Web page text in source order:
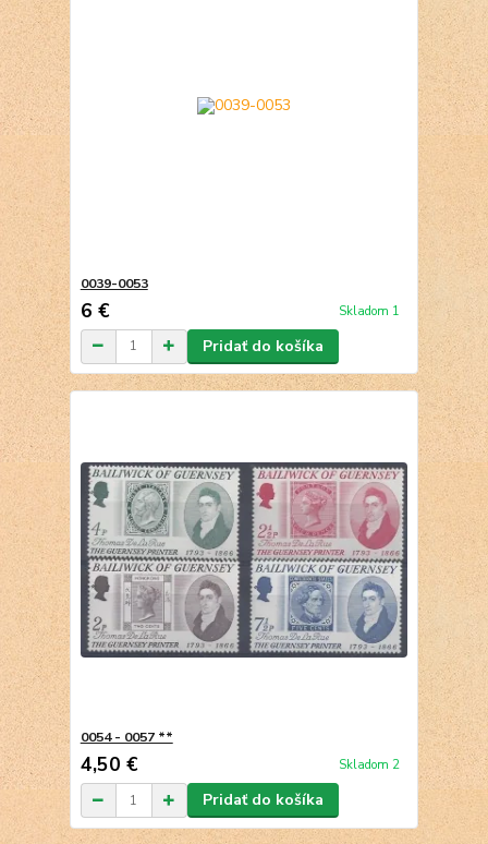
0039-0053
6 € Skladom 1
Pridať do košíka
0054 - 0057 **
4,50 € Skladom 2
Pridať do košíka